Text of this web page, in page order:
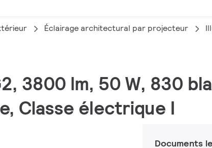
Éclairage architectural par projecteur
3800 lm, 50 W, 830
Classe électrique I
Documents